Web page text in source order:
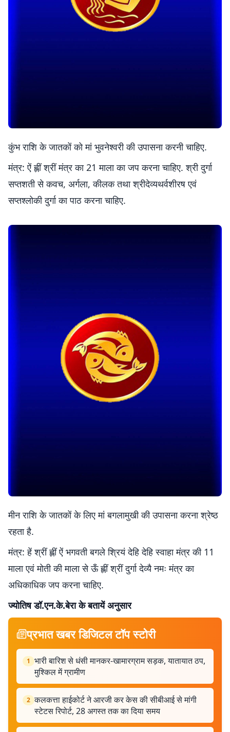
कुंभ राशि के जातकों को मां भुवनेश्वरी की उपासना करनी चाहिए.
मंत्र: ऐं ह्लीं श्रीं मंत्र का 21 माला का जप करना चाहिए. श्री दुर्गा
सप्तशती से कवच, अर्गला, कीलक तथा श्रीदेव्यथर्वशीरष एवं
सप्तश्लोकी दुर्गा का पाठ करना चाहिए.
मीन राशि के जातकों के लिए मां बगलामुखी की उपासना करना श्रेष्ठ
रहता है.
मंत्र: हें श्रीं ह्लीं ऐं भगवती बगले श्रियं देहि देहि स्वाहा मंत्र की 11
माला एवं मोती की माला से ऊँ ह्लीं श्रीं दुर्गा देव्यै नमः मंत्र का
अधिकाधिक जप करना चाहिए.
ज्योतिष डॉ.एन.के.बेरा के बतायें अनुसार
प्रभात खबर डिजिटल टॉप स्टोरी
1 भारी बारिश से धंसी मानकर-खामारग्राम सड़क, यातायात ठप,
मुश्किल में ग्रामीण
2 कलकत्ता हाईकोर्ट ने आरजी कर केस की सीबीआई से मांगी
स्टेटस रिपोर्ट, 28 अगस्त तक का दिया समय